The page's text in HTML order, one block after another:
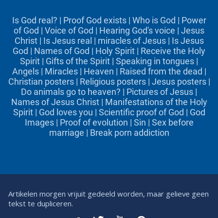
Is God real? | Proof God exists| Who is God | Power
of God | Voice of God | Hearing God's voice | Jesus
Christ| Is Jesus real | miracles of Jesus| Is Jesus
God | Names of God | Holy Spirit | Receive the Holy
Spirit | Gifts of the Spirit | Speaking in tongues |
Angels| Miracles| Heaven | Raised from the dead |
Christian posters| Religious posters| Jesus posters|
Do animals go to heaven? | Pictures of Jesus |
Names of Jesus Christ| Manifestations of the Holy
Spirit| God loves you | Scientific proof of God | God
Images| Proof of evolution | Sin | Sex before
marriage | Break porn addiction
Artikelen morgen vrijuit gedeeld worden, maar gelieve geen
tekst te dupliceren.